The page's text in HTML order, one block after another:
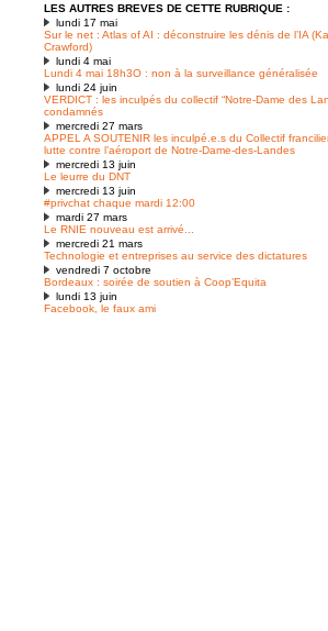
LES AUTRES BREVES DE CETTE RUBRIQUE :
lundi 17 mai
Sur le net : Atlas of AI : déconstruire les dénis de l’IA
Crawford)
lundi 4 mai
Lundi 4 mai 18h3O : non à la surveillance généralisée
lundi 24 juin
VERDICT : les inculpés du collectif “Notre-Dame des
condamnés
mercredi 27 mars
APPEL A SOUTENIR les inculpé.e.s du Collectif
lutte contre l’aéroport de Notre-Dame-des-Landes
mercredi 13 juin
Le leurre du DNT
mercredi 13 juin
#privchat chaque mardi 12:00
mardi 27 mars
Le RNIE nouveau est arrivé...
mercredi 21 mars
Technologie et entreprises au service des dictatures
vendredi 7 octobre
Bordeaux : soirée de soutien à Coop’Equita
lundi 13 juin
Facebook, le faux ami